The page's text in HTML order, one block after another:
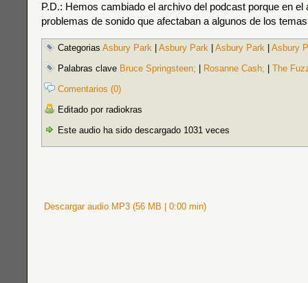
P.D.: Hemos cambiado el archivo del podcast porque en el
problemas de sonido que afectaban a algunos de los
Categorias Asbury Park Asbury Park Asbury Park
Asbury
Palabras clave Bruce Springsteen; Rosanne Cash;
The
Comentarios (0)
Editado por radiokras
Este audio ha sido descargado 1031 veces
Descargar audio MP3 (56 MB | 0:00 min)